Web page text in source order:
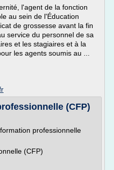
l'agent de la fonction
au sein de l'Éducation
de grossesse avant la fin
service du personnel de sa
et les stagiaires et à la
les agents soumis au ...
(CFP)
professionnelle
(CFP)